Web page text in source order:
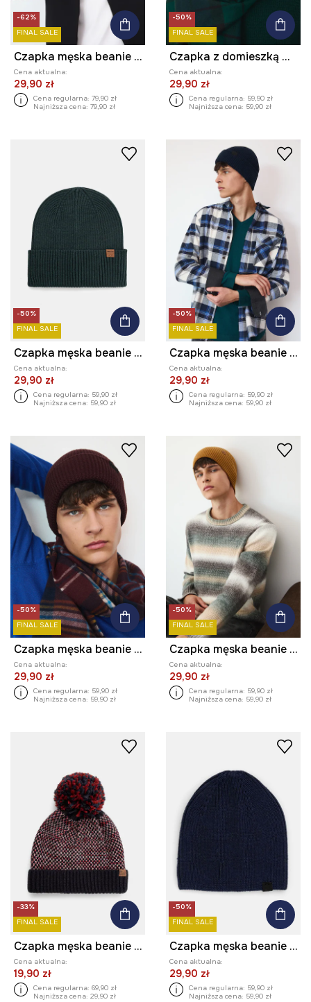
-62%
FINAL SALE
Czapka męska beanie z domieszką wełny i kaszmiru
Cena aktualna:
29,90 zł
Cena regularna: 79,90 zł
Najniższa cena: 79,90 zł
-50%
FINAL SALE
Czapka z domieszką wełny męska melanżowa
Cena aktualna:
29,90 zł
Cena regularna: 59,90 zł
Najniższa cena: 59,90 zł
-50%
FINAL SALE
Czapka męska beanie prążkowana
Cena aktualna:
29,90 zł
Cena regularna: 59,90 zł
Najniższa cena: 59,90 zł
-50%
FINAL SALE
Czapka męska beanie z wiskozą
Cena aktualna:
29,90 zł
Cena regularna: 59,90 zł
Najniższa cena: 59,90 zł
-50%
FINAL SALE
Czapka męska beanie z wiskozą
Cena aktualna:
29,90 zł
Cena regularna: 59,90 zł
Najniższa cena: 59,90 zł
-50%
FINAL SALE
Czapka męska beanie prążkowana
Cena aktualna:
29,90 zł
Cena regularna: 59,90 zł
Najniższa cena: 59,90 zł
-33%
FINAL SALE
Czapka męska beanie z pomponem kolor bordowy
Cena aktualna:
19,90 zł
Cena regularna: 69,90 zł
Najniższa cena: 29,90 zł
-50%
FINAL SALE
Czapka męska beanie prążkowana kolor granatowy
Cena aktualna:
29,90 zł
Cena regularna: 59,90 zł
Najniższa cena: 59,90 zł